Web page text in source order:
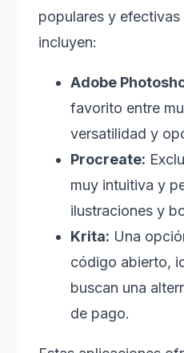
populares y
incluyen:
Adobe
favorito entre
versatilidad y
Procreate:
muy intuitiva y
ilustraciones y
Krita: Una
código abierto,
buscan una
de pago.